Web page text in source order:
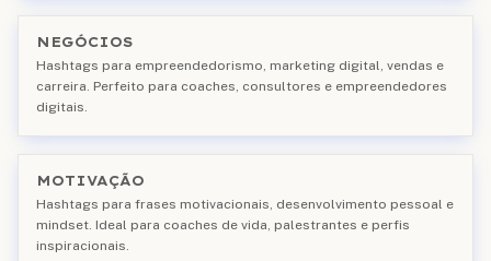
NEGÓCIOS
Hashtags para empreendedorismo, marketing digital, vendas e
carreira. Perfeito para coaches, consultores e empreendedores
digitais.
MOTIVAÇÃO
Hashtags para frases motivacionais, desenvolvimento pessoal e
mindset. Ideal para coaches de vida, palestrantes e perfis
inspiracionais.